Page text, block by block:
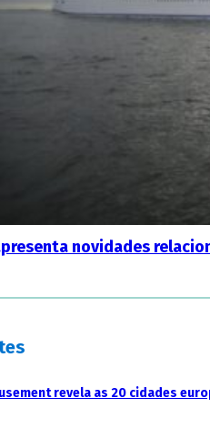
novidades
revela as 20 cidades